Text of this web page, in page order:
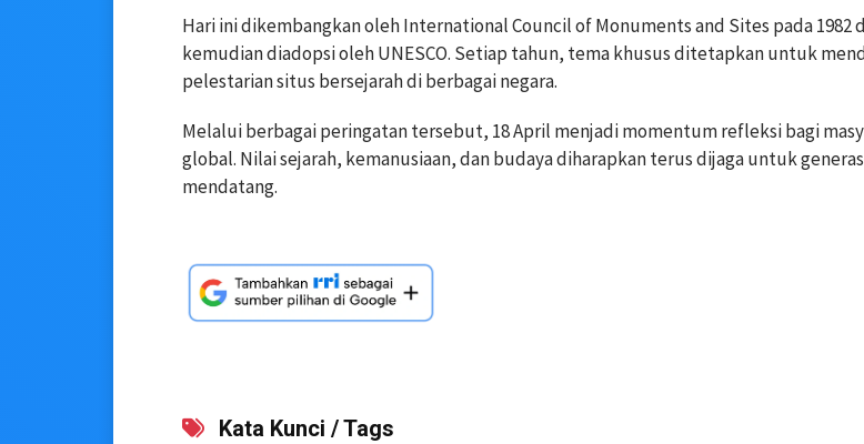
Hari ini dikembangkan oleh International Council of Monuments and Sites pada 1982
kemudian diadopsi oleh UNESCO. Setiap tahun, tema khusus ditetapkan untuk
pelestarian situs bersejarah di berbagai negara.
Melalui berbagai peringatan tersebut, 18 April menjadi momentum refleksi bagi
global. Nilai sejarah, kemanusiaan, dan budaya diharapkan terus dijaga untuk
mendatang.
Kata Kunci / Tags